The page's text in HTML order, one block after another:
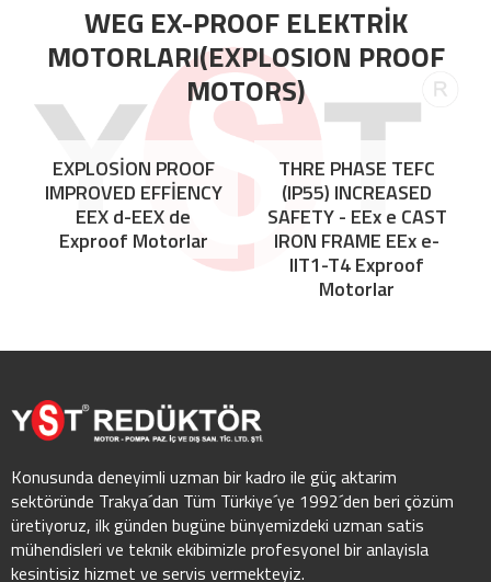
WEG EX-PROOF ELEKTRİK
MOTORLARI(EXPLOSION PROOF
MOTORS)
EXPLOSİON PROOF
IMPROVED EFFİENCY
EEX d-EEX de
Exproof Motorlar
THRE PHASE TEFC
(IP55) INCREASED
SAFETY - EEx e CAST
IRON FRAME EEx e-
IIT1-T4 Exproof
Motorlar
Konusunda deneyimli uzman bir kadro ile güç aktarim
sektöründe Trakya´dan Tüm Türkiye´ye 1992´den beri çözüm
üretiyoruz, ilk günden bugüne bünyemizdeki uzman satis
mühendisleri ve teknik ekibimizle profesyonel bir anlayisla
kesintisiz hizmet ve servis vermekteyiz.